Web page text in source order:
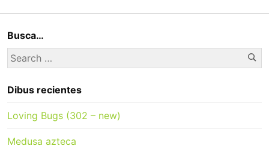
Busca…
Search
for:
Dibus recientes
Loving Bugs (302 – new)
Medusa azteca